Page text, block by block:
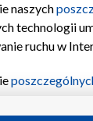
naszych
ruchu w